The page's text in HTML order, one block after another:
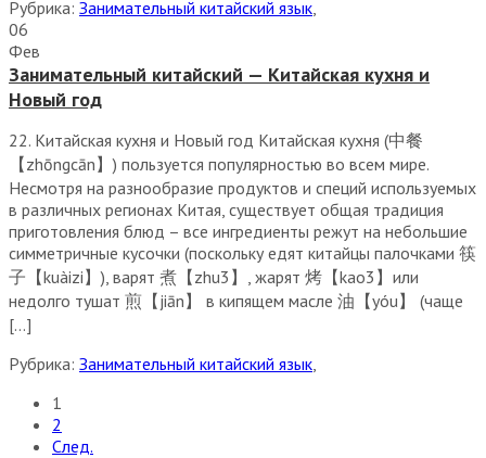
Рубрика: Занимательный китайский язык,
06
Фев
Занимательный китайский — Китайская кухня и
Новый год
22. Китайская кухня и Новый год Китайская кухня (中餐
【zhōngcān】) пользуется популярностью во всем мире.
Несмотря на разнообразие продуктов и специй используемых
в различных регионах Китая, существует общая традиция
приготовления блюд – все ингредиенты режут на небольшие
симметричные кусочки (поскольку едят китайцы палочками 筷
子【kuàizi】), варят 煮【zhu3】, жарят 烤【kao3】или
недолго тушат 煎【jiān】 в кипящем масле 油【yóu】 (чаще
[…]
Рубрика: Занимательный китайский язык,
1
2
След.